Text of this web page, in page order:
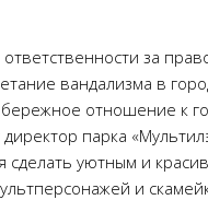
за
вандализма в
отношение к
парка
сделать уютным и
и